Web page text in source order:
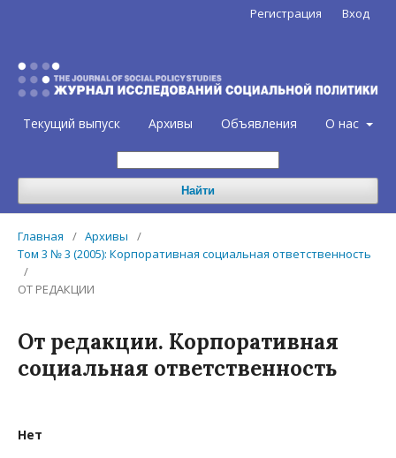
Текущий выпуск Архивы Объявления О нас
Найти
Регистрация Вход
Главная / Архивы
/
Том 3 № 3 (2005): Корпоративная социальная ответственность
/
ОТ РЕДАКЦИИ
От редакции. Корпоративная
социальная ответственность
Нет